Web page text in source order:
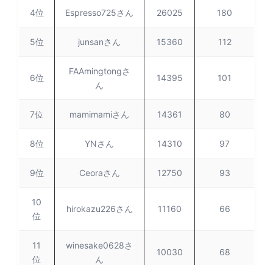
4位 Espresso725さん 26025 180
5位 junsanさん 15360 112
6位
FAAmingtongさ
ん
14395 101
7位 mamimamiさん 14361 80
8位 YNさん 14310 97
9位 Ceoraさん 12750 93
10
位
hirokazu226さん 11160 66
11
位
winesake0628さ
ん
10030 68